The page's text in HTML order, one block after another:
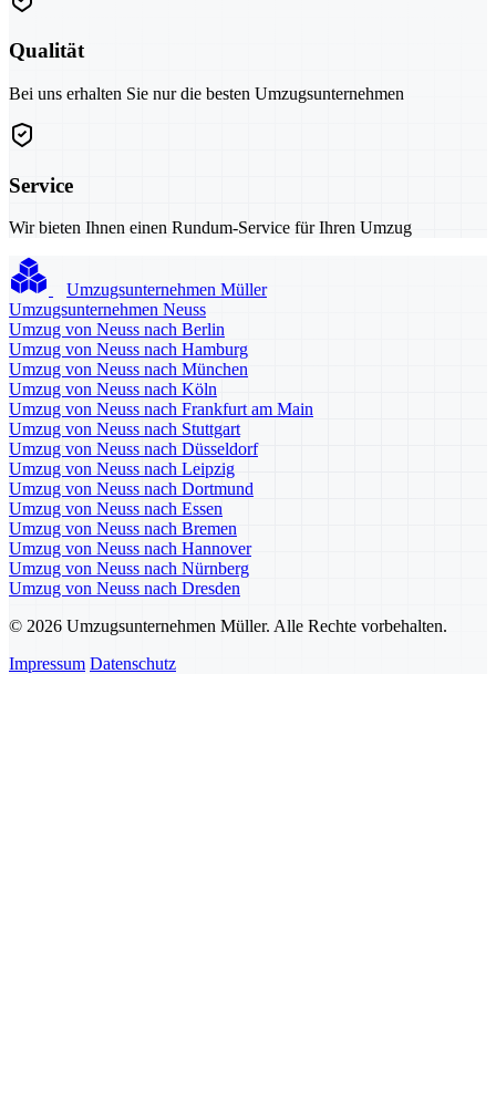
Qualität
Bei uns erhalten Sie nur die besten Umzugsunternehmen
Service
Wir bieten Ihnen einen Rundum-Service für Ihren Umzug
Umzugsunternehmen Müller
Umzugsunternehmen Neuss
Umzug von Neuss nach Berlin
Umzug von Neuss nach Hamburg
Umzug von Neuss nach München
Umzug von Neuss nach Köln
Umzug von Neuss nach Frankfurt am Main
Umzug von Neuss nach Stuttgart
Umzug von Neuss nach Düsseldorf
Umzug von Neuss nach Leipzig
Umzug von Neuss nach Dortmund
Umzug von Neuss nach Essen
Umzug von Neuss nach Bremen
Umzug von Neuss nach Hannover
Umzug von Neuss nach Nürnberg
Umzug von Neuss nach Dresden
© 2026 Umzugsunternehmen Müller. Alle Rechte vorbehalten.
Impressum Datenschutz